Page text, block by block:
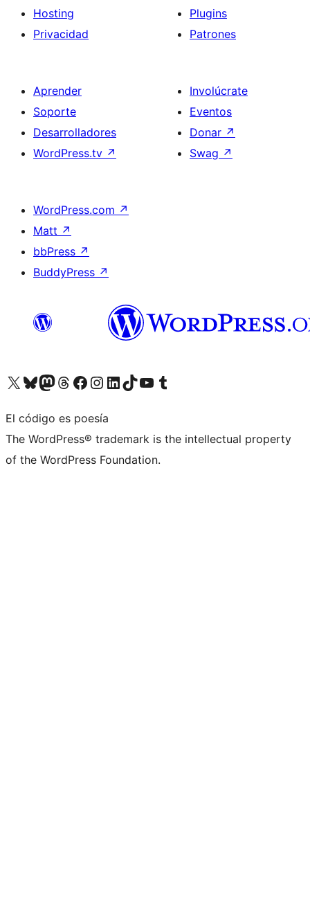
Hosting
Privacidad
Plugins
Patrones
Aprender
Soporte
Desarrolladores
WordPress.tv ↗
Involúcrate
Eventos
Donar ↗
Swag ↗
WordPress.com ↗
Matt ↗
bbPress ↗
BuddyPress ↗
Visita nuestra cuenta de X (anteriormente Twitter)
Visita nuestra cuenta de Bluesky
Visita nuestra cuenta de Mastodon
Visita nuestra cuenta de Threads
Visita nuestra página de Facebook
Visita nuestra cuenta de Instagram
Visita nuestra cuenta de LinkedIn
Visita nuestra cuenta de TikTok
Visita nuestro canal de YouTube
Visita nuestra cuenta de Tumblr
El código es poesía
The WordPress® trademark is the intellectual property
of the WordPress Foundation.